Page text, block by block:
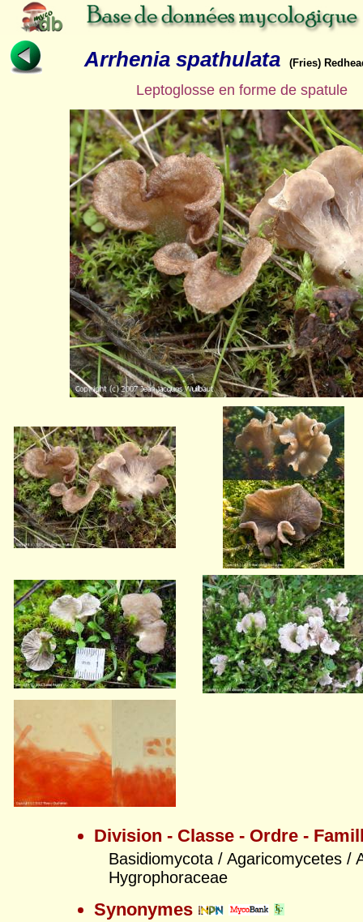
Arrhenia spathulata (Fries)
Leptoglosse en forme de spatule
Division - Classe - Ordre -
Basidiomycota / Agaricomycetes /
Hygrophoraceae
Synonymes